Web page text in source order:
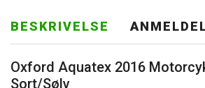
BESKRIVELSE
Oxford Aquatex 2016
Sort/Sølv